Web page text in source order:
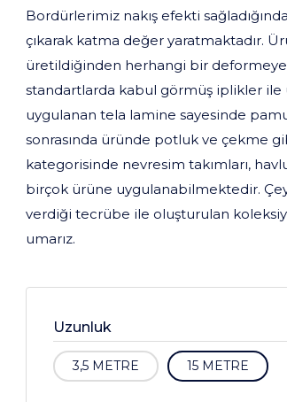
Bordürlerimiz nakış efekti
çıkarak katma değer yaratmaktadır.
üretildiğinden herhangi bir
standartlarda kabul görmüş iplikler ile
uygulanan tela lamine sayesinde
sonrasında üründe potluk ve çekme
kategorisinde nevresim takımları,
birçok ürüne uygulanabilmektedir.
verdiği tecrübe ile oluşturulan
umarız.
Uzunluk
3,5 METRE 15 METRE